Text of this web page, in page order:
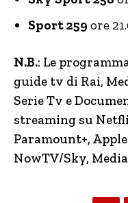
Sport 259 ore
N.B.: Le
guide tv di Rai,
Serie Tv e
streaming su
Paramount+,
NowTV/Sky,